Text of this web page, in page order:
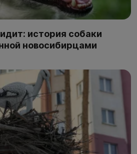
история собаки
новосибирцами